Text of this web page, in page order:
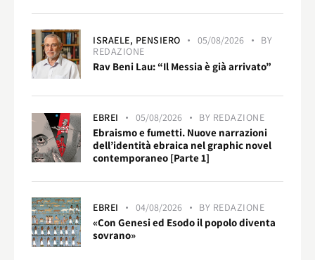
ISRAELE, PENSIERO 05/08/2026
BY
REDAZIONE
Rav Beni Lau: “Il Messia è già arrivato”
EBREI 05/08/2026 BY REDAZIONE
Ebraismo e fumetti. Nuove narrazioni
dell’identità ebraica nel graphic novel
contemporaneo [Parte 1]
EBREI 04/08/2026 BY REDAZIONE
«Con Genesi ed Esodo il popolo diventa
sovrano»